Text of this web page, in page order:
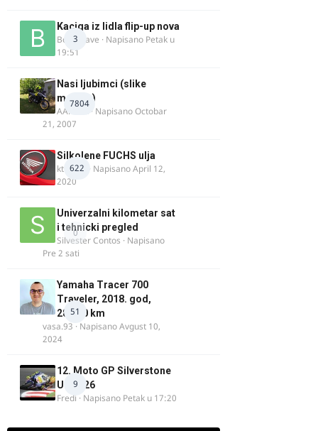
3
Kaciga iz lidla flip-up nova
Bor-i-slave · Napisano Petak u
19:51
7804
Nasi ljubimci (slike
motora)
AArnold · NapisanoOctobar
21, 2007
622
Silkolene FUCHS ulja
ktm600 · NapisanoApril 12,
2020
0
Univerzalni kilometar sat
i tehnicki pregled
Silvester Contos · Napisano
Pre 2 sati
51
Yamaha Tracer 700
Traveler, 2018. god,
28.100 km
vasa.93 · NapisanoAvgust 10,
2024
9
12. Moto GP Silverstone
UK 2026
Fredi · Napisano Petak u 17:20